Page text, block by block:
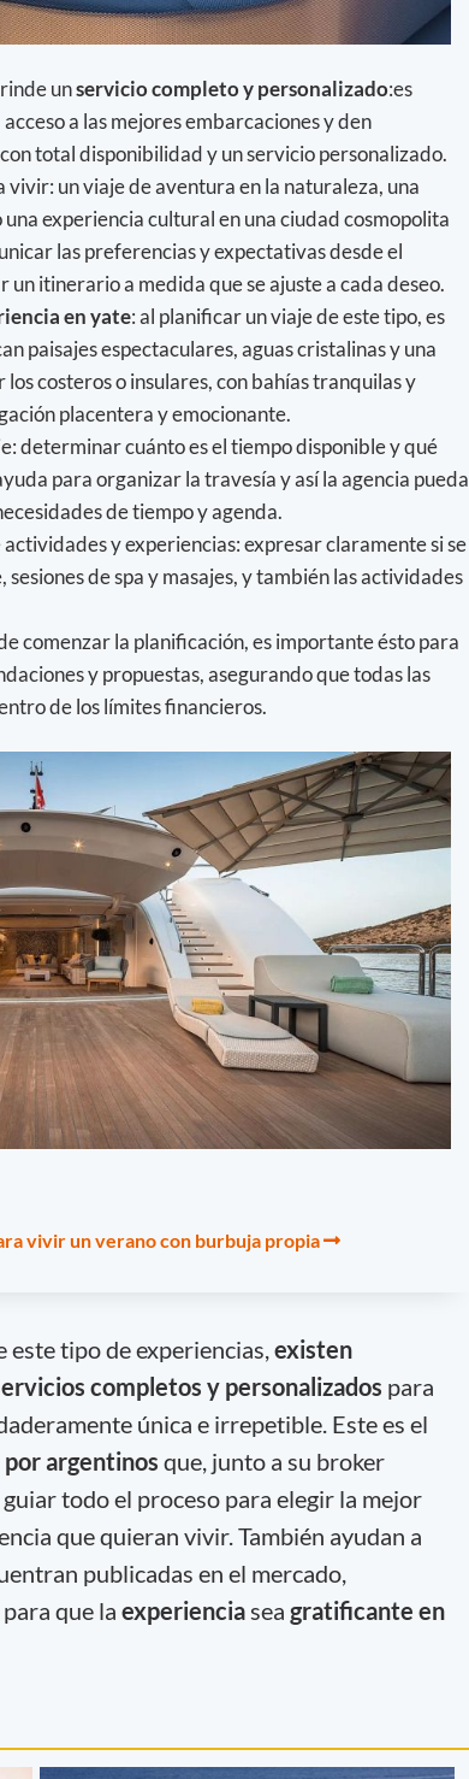
unservicio completo y personalizado:es
a las mejores embarcaciones y den
total disponibilidad y un servicio personalizado.
vivir: un viaje de aventura en la naturaleza, una
experiencia cultural en una ciudad cosmopolita
las preferencias y expectativas desde el
itinerario a medida que se ajuste a cada deseo.
en yate: al planificar un viaje de este tipo, es
paisajes espectaculares, aguas cristalinas y una
costeros o insulares, con bahías tranquilas y
placentera y emocionante.
determinar cuánto es el tiempo disponible y qué
para organizar la travesía y así la agencia pueda
de tiempo y agenda.
y experiencias: expresar claramente si se
de spa y masajes, y también las actividades
comenzar la planificación, es importante ésto para
y propuestas, asegurando que todas las
de los límites financieros.
vivir un verano con burbuja propia
este tipo de experiencias,existen
completos y personalizados para
única e irrepetible. Este es el
argentinos que, junto a su broker
todo el proceso para elegir la mejor
que quieran vivir. También ayudan a
publicadas en el mercado,
que la experienciasea gratificante en